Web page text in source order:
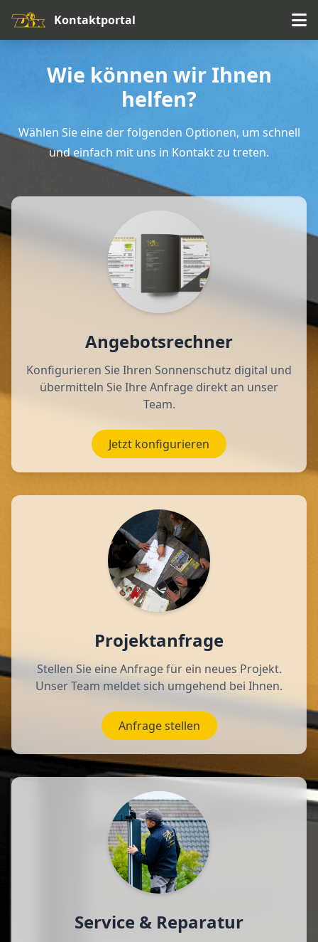
Kontaktportal
Wie können wir Ihnen
helfen?
Wählen Sie eine der folgenden Optionen, um schnell
und einfach mit uns in Kontakt zu treten.
Angebotsrechner
Konfigurieren Sie Ihren Sonnenschutz digital und
übermitteln Sie Ihre Anfrage direkt an unser
Team.
Jetzt konfigurieren
Projektanfrage
Stellen Sie eine Anfrage für ein neues Projekt.
Unser Team meldet sich umgehend bei Ihnen.
Anfrage stellen
Service & Reparatur